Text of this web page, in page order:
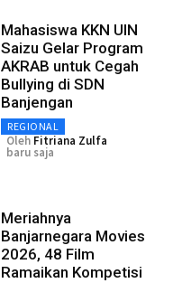
Mahasiswa KKN UIN
Saizu Gelar Program
AKRAB untuk Cegah
Bullying di SDN
Banjengan
REGIONAL
Oleh Fitriana Zulfa
baru saja
Meriahnya
Banjarnegara Movies
2026, 48 Film
Ramaikan Kompetisi